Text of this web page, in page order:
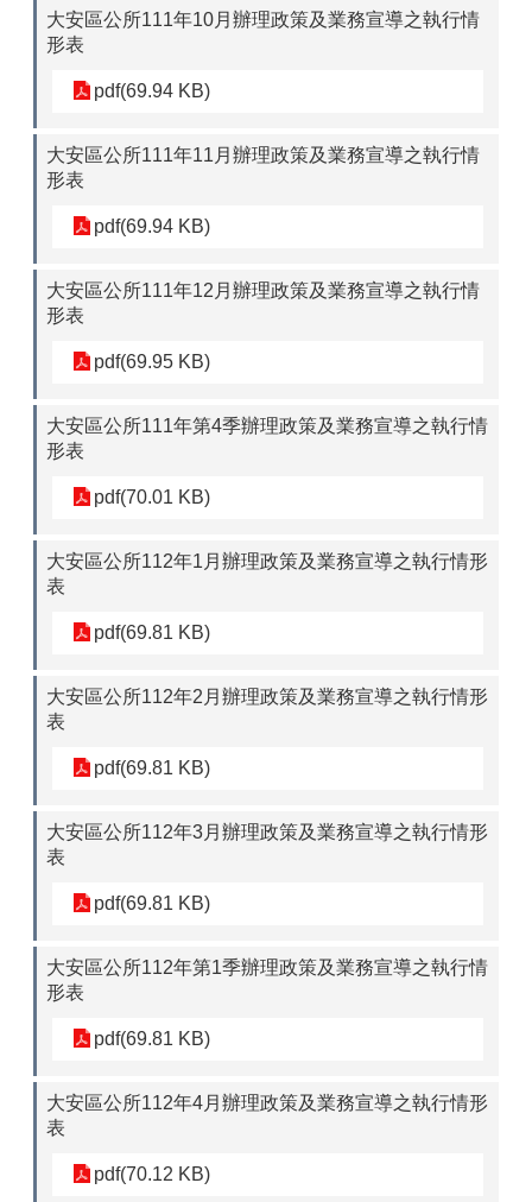
大安區公所111年10月辦理政策及業務宣導之執行情
形表
pdf(69.94 KB)
大安區公所111年11月辦理政策及業務宣導之執行情
形表
pdf(69.94 KB)
大安區公所111年12月辦理政策及業務宣導之執行情
形表
pdf(69.95 KB)
大安區公所111年第4季辦理政策及業務宣導之執行情
形表
pdf(70.01 KB)
大安區公所112年1月辦理政策及業務宣導之執行情形
表
pdf(69.81 KB)
大安區公所112年2月辦理政策及業務宣導之執行情形
表
pdf(69.81 KB)
大安區公所112年3月辦理政策及業務宣導之執行情形
表
pdf(69.81 KB)
大安區公所112年第1季辦理政策及業務宣導之執行情
形表
pdf(69.81 KB)
大安區公所112年4月辦理政策及業務宣導之執行情形
表
pdf(70.12 KB)